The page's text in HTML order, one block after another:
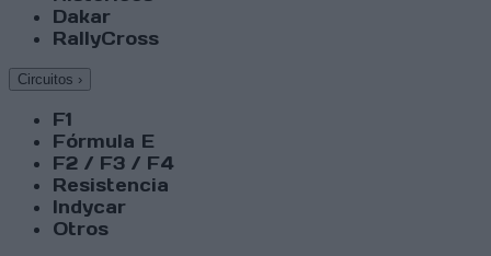
Dakar
RallyCross
Circuitos ›
F1
Fórmula E
F2 / F3 / F4
Resistencia
Indycar
Otros